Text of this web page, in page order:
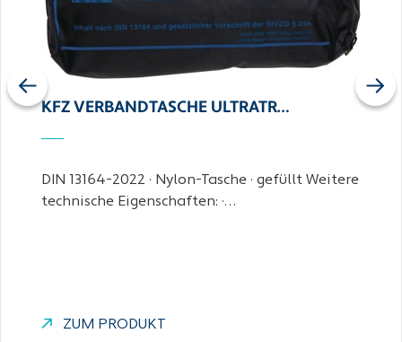
KFZ VERBANDTASCHE ULTRATR…
DIN 13164-2022 · Nylon-Tasche · gefüllt Weitere
technische Eigenschaften: ·…
ZUM PRODUKT
Previous Next